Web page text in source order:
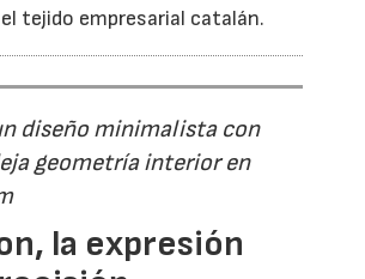
tejido empresarial catalán.
diseño minimalista con
geometría interior en
la expresión